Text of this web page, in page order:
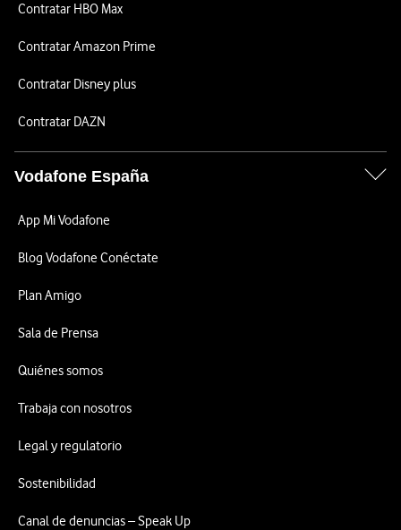
Contratar HBO Max
Contratar Amazon Prime
Contratar Disney plus
Contratar DAZN
Vodafone España
App Mi Vodafone
Blog Vodafone Conéctate
Plan Amigo
Sala de Prensa
Quiénes somos
Trabaja con nosotros
Legal y regulatorio
Sostenibilidad
Canal de denuncias – Speak Up